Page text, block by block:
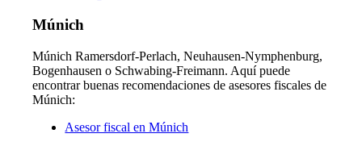
Múnich
Múnich Ramersdorf-Perlach, Neuhausen-Nymphenburg,
Bogenhausen o Schwabing-Freimann. Aquí puede
encontrar buenas recomendaciones de asesores fiscales de
Múnich:
Asesor fiscal en Múnich